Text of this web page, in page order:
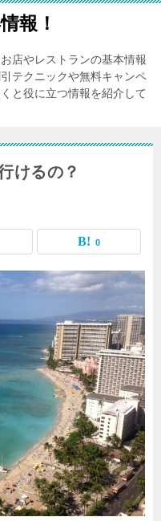
報！
店やレストランの基本情報
テクニックや無料キャンペ
と役に立つ情報を紹介して
けるの？
0